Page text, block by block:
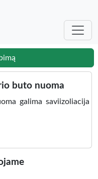
buto nuoma
galima saviizoliacija